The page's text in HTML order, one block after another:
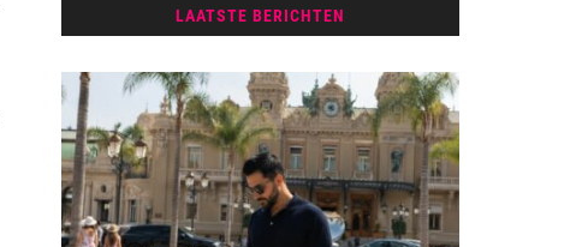
LAATSTE BERICHTEN